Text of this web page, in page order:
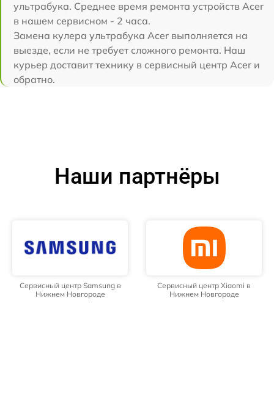
ультрабука. Среднее время ремонта устройств Acer
в нашем сервисном - 2 часа.
Замена кулера ультрабука Acer выполняется на
выезде, если не требует сложного ремонта. Наш
курьер доставит технику в сервисный центр Acer и
обратно.
Наши партнёры
Сервисный центр Samsung в
Нижнем Новгороде
Сервисный центр Xiaomi в
Нижнем Новгороде